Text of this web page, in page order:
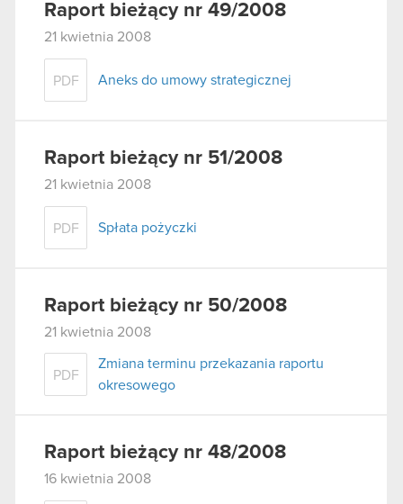
Raport bieżący nr 49/2008
21 kwietnia 2008
PDF Aneks do umowy strategicznej
Raport bieżący nr 51/2008
21 kwietnia 2008
PDF Spłata pożyczki
Raport bieżący nr 50/2008
21 kwietnia 2008
PDF
Zmiana terminu przekazania raportu
okresowego
Raport bieżący nr 48/2008
16 kwietnia 2008